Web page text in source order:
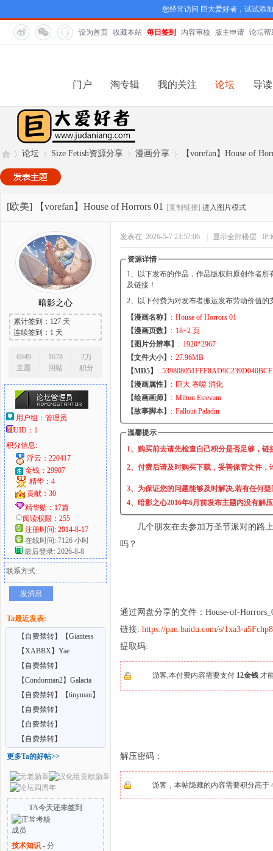
您经常访问 巨大爱好者，试试添
设为首页 收藏本站 每日签到 内容审核 版主申请 论坛帮
门户 淘专辑 我的关注 论坛 导读
巨
爱
好
»
论坛
›
Size Fetish资源分享
›
漫画分享
›
【vorefan】House of
[欧美] 【vorefan】House of Horrors 01 [复制链接] 进入图片模式
暗影之心
累计签到：127 天
连续签到：1 天
6949
主题
1678
回帖
2万
积分
用户组： 管理员
UID： 1
积分信息:
浮云：220417
金钱：29907
精华：4
贡献：30
精华贴：17篇
阅读权限：255
注册时间: 2014-8-17
在线时间: 7126 小时
最后登录: 2026-8-8
联系方式:
发消息
Ta最近发表:
【自费禁转】【Giantess
Shrinking Feet】A
【XABBX】Yae
Confidential training
【自费禁转】
【Vrgiantess】Your school
【Condorman2】Galacta
【自费禁转】【tinyman】
Ep9 extra – Lurk
【自费禁转】
【Big69bIG69】Too Tall to
【自费禁转】
【Endlessrain0110】Goblin
Me
【自费禁转】
【AdultingX】Giantess Feet
更多Ta的好帖>>
TA今天还未签到
技术知识- 分
发表在 2026-5-7 23:57:06 显示全部楼层
资源详情
1、以下发布的作品，作品版权归原创作者所
及链接！
2、以下付费为对发布者搬运发布劳动价值的
【漫画名称】 : House of Horrors 01
【漫画页数】 : 18+2 页
【图片分辨率】 : 1920*2967
【文件大小】 : 27.96MB
【MD5】 :
【漫画属性】 : 巨大 吞噬 消化
【绘画画师】 : Milton Estevam
【故事脚本】 : Fallout-Paladin
温馨提示
1、购买前去请先检查自己积分是否足够，链
2、付费后请及时购买下载，妥善保管文件
3、为保证您的问题能够及时解决,若有任何
4、暗影之心2016年6月前发布主题内没有解
几个朋友在去参加万圣节派对的路
吗？
通过网盘分享的文件：House-of-
链接: https://pan.baidu.com/s/1xa3-
提取码:
游客,本付费内容需要支付 12金钱 才
解压密码：
游客，本帖隐藏的内容需要积分高于